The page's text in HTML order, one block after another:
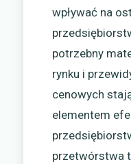
wpływać na
potrzebny
rynku i
cenowych
elementem
przetwórstwa